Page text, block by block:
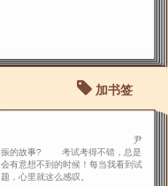
加书签
尹
振的故事? 考试考得不错，总是
会有意想不到的时候！每当我看到试
题，心里就这么感叹。